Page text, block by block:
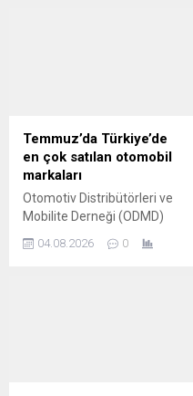
Temmuz’da Türkiye’de
en çok satılan otomobil
markaları
Otomotiv Distribütörleri ve
Mobilite Derneği (ODMD)
otomotiv satış verilerini
04.08.2026 0